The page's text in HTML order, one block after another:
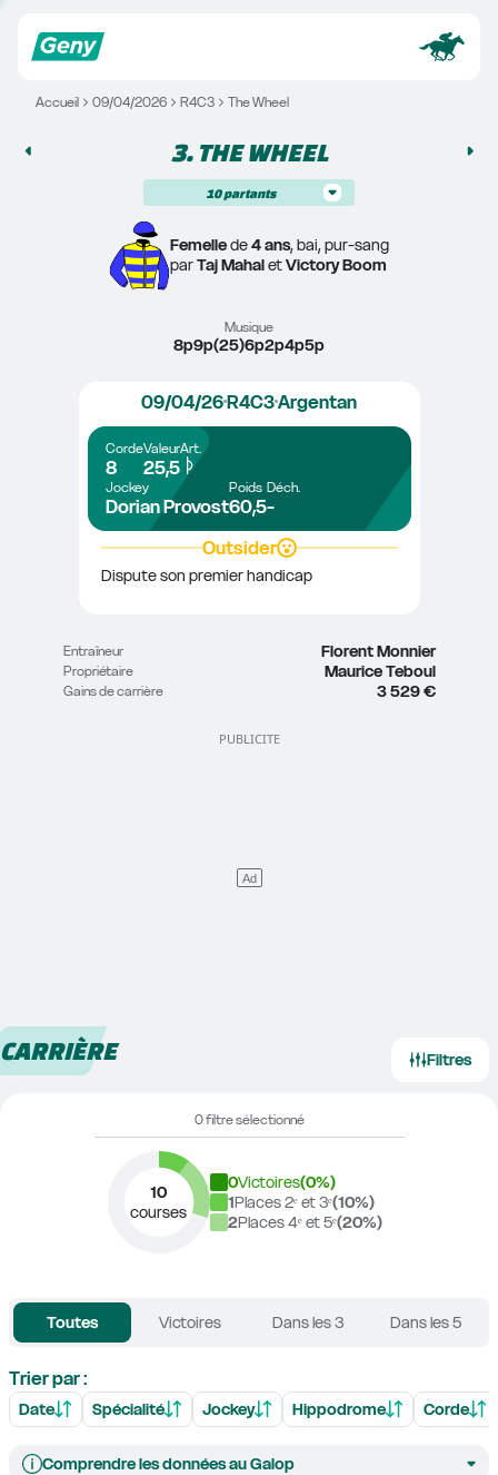
Accueil 09/04/2026 R4C3 The Wheel
3. THE WHEEL
10 partants
Femelle de 4 ans, bai, pur-sang
par Taj Mahal et Victory Boom
Musique
8p9p(25)6p2p4p5p
09/04/26R4C3Argentan
Corde
8
Valeur
25,5
Art.
Jockey
Dorian Provost
Poids
60,5
Déch.
-
Outsider
Dispute son premier handicap
Entraîneur Florent Monnier
Propriétaire Maurice Teboul
Gains de carrière 3 529 €
CARRIÈRE Filtres
0 filtre sélectionné
10
courses
0Victoires(0%)
1Places 2ᵉ et 3ᵉ(10%)
2Places 4ᵉ et 5ᵉ(20%)
Toutes Victoires Dans les 3 Dans les 5
Trier par :
Date Spécialité Jockey Hippodrome Corde
Comprendre les données au Galop